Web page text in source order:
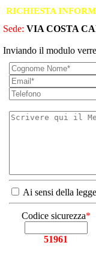
RICHIESTA
Sede: VIA COSTA
Inviando il modulo
Ai sensi della
Codice sicurezza*
51961